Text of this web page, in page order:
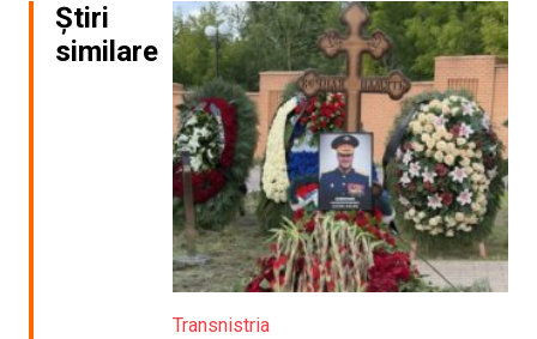
Știri
similare
Transnistria